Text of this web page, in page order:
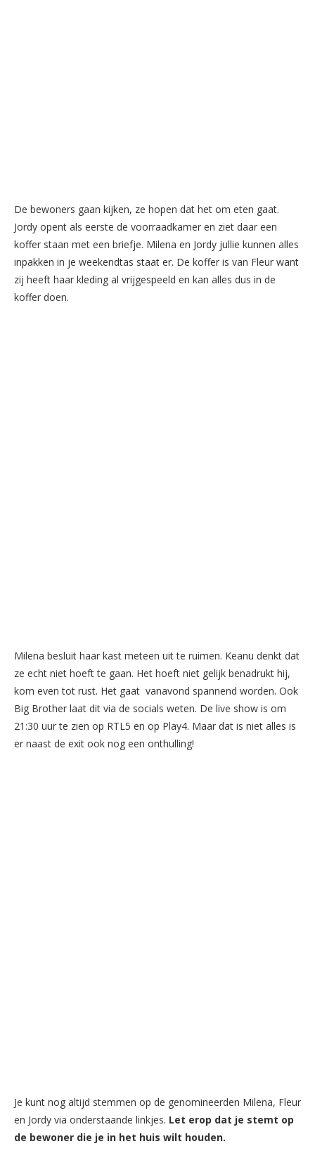
De bewoners gaan kijken, ze hopen dat het om eten gaat.
Jordy opent als eerste de voorraadkamer en ziet daar een
koffer staan met een briefje. Milena en Jordy jullie kunnen alles
inpakken in je weekendtas staat er. De koffer is van Fleur want
zij heeft haar kleding al vrijgespeeld en kan alles dus in de
koffer doen.
Milena besluit haar kast meteen uit te ruimen. Keanu denkt dat
ze echt niet hoeft te gaan. Het hoeft niet gelijk benadrukt hij,
kom even tot rust. Het gaat vanavond spannend worden. Ook
Big Brother laat dit via de socials weten. De live show is om
21:30 uur te zien op RTL5 en op Play4. Maar dat is niet alles is
er naast de exit ook nog een onthulling!
Je kunt nog altijd stemmen op de genomineerden Milena, Fleur
en Jordy via onderstaande linkjes. Let erop dat je stemt op
de bewoner die je in het huis wilt houden.